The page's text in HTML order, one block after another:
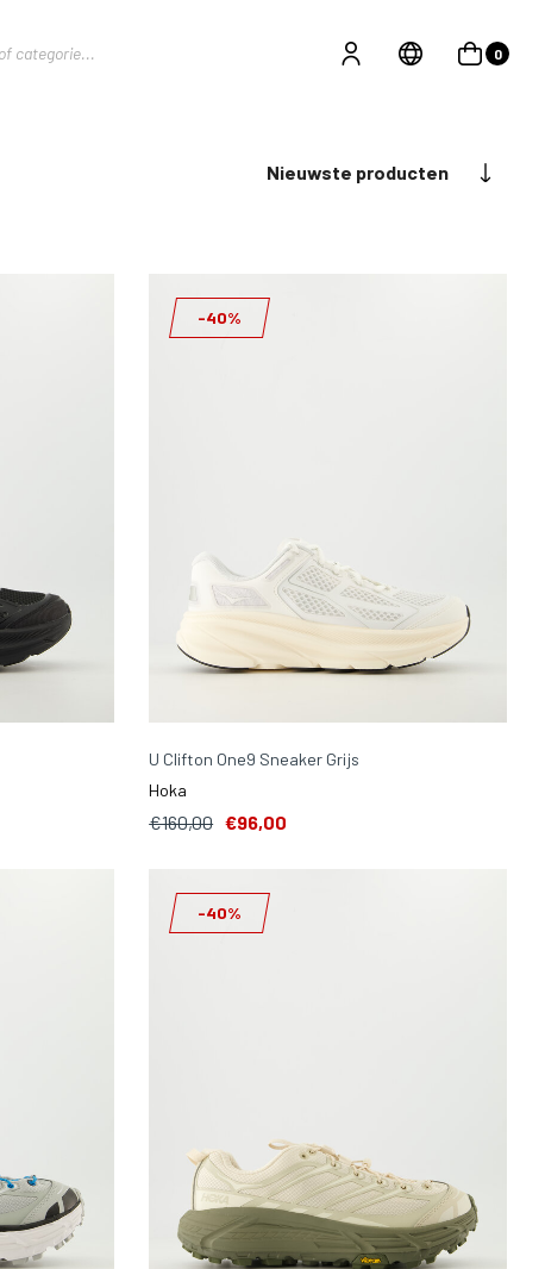
0
Nieuwste producten
-40%
U Clifton One9 Sneaker Grijs
Hoka
€160,00 €96,00
-40%